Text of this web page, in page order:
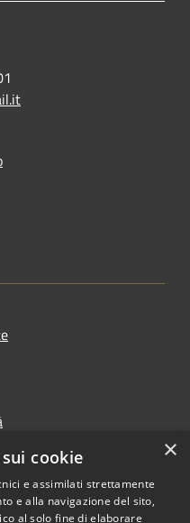
×
cookie
e assimilati strettamente
e alla navigazione del sito,
al solo fine di elaborare